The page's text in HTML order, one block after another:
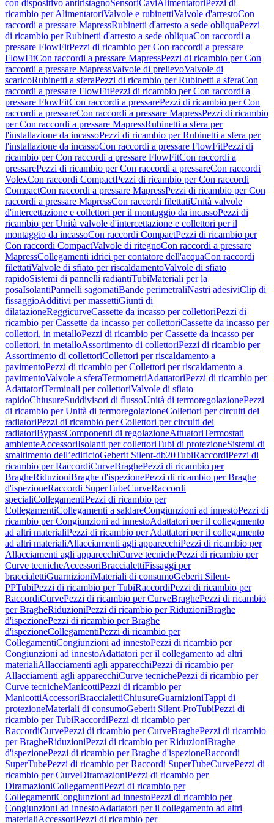
con dispositivo antiristagnoSensoriCaviAlimentatori Pezzi di
ricambio per AlimentatoriValvole e rubinettiValvole d'arrestoCon
raccordi a pressare MapressRubinetti d'arresto a sede obliquaPezzi
di ricambio per Rubinetti d'arresto a sede obliquaCon raccordi a
pressare FlowFitPezzi di ricambio per Con raccordi a pressare
FlowFitCon raccordi a pressare MapressPezzi di ricambio per Con
raccordi a pressare MapressValvole di prelievoValvole di
scaricoRubinetti a sferaPezzi di ricambio per Rubinetti a sferaCon
raccordi a pressare FlowFitPezzi di ricambio per Con raccordi a
pressare FlowFitCon raccordi a pressarePezzi di ricambio per Con
raccordi a pressareCon raccordi a pressare MapressPezzi di ricambio
per Con raccordi a pressare MapressRubinetti a sfera per
l'installazione da incassoPezzi di ricambio per Rubinetti a sfera per
l'installazione da incassoCon raccordi a pressare FlowFitPezzi di
ricambio per Con raccordi a pressare FlowFitCon raccordi a
pressarePezzi di ricambio per Con raccordi a pressareCon raccordi
VolexCon raccordi CompactPezzi di ricambio per Con raccordi
CompactCon raccordi a pressare MapressPezzi di ricambio per Con
raccordi a pressare MapressCon raccordi filettatiUnità valvole
d'intercettazione e collettori per il montaggio da incassoPezzi di
ricambio per Unità valvole d'intercettazione e collettori per il
montaggio da incassoCon raccordi CompactPezzi di ricambio per
Con raccordi CompactValvole di ritegnoCon raccordi a pressare
MapressCollegamenti idrici per contatore dell'acquaCon raccordi
filettatiValvole di sfiato per riscaldamentoValvole di sfiato
rapidoSistemi di pannelli radiantiTubiMateriali per la
posaIsolantiPannelli sagomatiBande perimetraliNastri adesiviClip di
fissaggioAdditivi per massettiGiunti di
dilatazioneReggicurveCassette da incasso per collettoriPezzi di
ricambio per Cassette da incasso per collettoriCassette da incasso per
collettori, in metalloPezzi di ricambio per Cassette da incasso per
collettori, in metalloAssortimento di collettoriPezzi di ricambio per
Assortimento di collettoriCollettori per riscaldamento a
pavimentoPezzi di ricambio per Collettori per riscaldamento a
pavimentoValvole a sferaTermometriAdattatoriPezzi di ricambio per
AdattatoriTerminali per collettoriValvole di sfiato
rapidoChiusureSuddivisori di flussoUnità di termoregolazionePezzi
di ricambio per Unità di termoregolazioneCollettori per circuiti dei
radiatoriPezzi di ricambio per Collettori per circuiti dei
radiatoriBypassComponenti di regolazioneAttuatoriTermostati
ambienteAccessoriIsolanti per collettoriTubi di protezioneSistemi di
smaltimento dell’edificioGeberit Silent-db20TubiRaccordiPezzi di
ricambio per RaccordiCurveBraghePezzi di ricambio per
BragheRiduzioniBraghe d'ispezionePezzi di ricambio per Braghe
d'ispezioneRaccordi SuperTubeCurveRaccordi
specialiCollegamentiPezzi di ricambio per
CollegamentiCollegamenti a saldareCongiunzioni ad innestoPezzi di
ricambio per Congiunzioni ad innestoAdattatori per il collegamento
ad altri materialiPezzi di ricambio per Adattatori per il collegamento
ad altri materialiAllacciamenti agli apparecchiPezzi di ricambio per
Allacciamenti agli apparecchiCurve tecnichePezzi di ricambio per
Curve tecnicheAccessoriBraccialettiFissaggi per
braccialettiGuarnizioniMateriali di consumoGeberit Silent-
PPTubiPezzi di ricambio per TubiRaccordiPezzi di ricambio per
RaccordiCurvePezzi di ricambio per CurveBraghePezzi di ricambio
per BragheRiduzioniPezzi di ricambio per RiduzioniBraghe
d'ispezionePezzi di ricambio per Braghe
d'ispezioneCollegamentiPezzi di ricambio per
CollegamentiCongiunzioni ad innestoPezzi di ricambio per
Congiunzioni ad innestoAdattatori per il collegamento ad altri
materialiAllacciamenti agli apparecchiPezzi di ricambio per
Allacciamenti agli apparecchiCurve tecnichePezzi di ricambio per
Curve tecnicheManicottiPezzi di ricambio per
ManicottiAccessoriBraccialettiChiusureGuarnizioniTappi di
protezioneMateriali di consumoGeberit Silent-ProTubiPezzi di
ricambio per TubiRaccordiPezzi di ricambio per
RaccordiCurvePezzi di ricambio per CurveBraghePezzi di ricambio
per BragheRiduzioniPezzi di ricambio per RiduzioniBraghe
d'ispezionePezzi di ricambio per Braghe d'ispezioneRaccordi
SuperTubePezzi di ricambio per Raccordi SuperTubeCurvePezzi di
ricambio per CurveDiramazioniPezzi di ricambio per
DiramazioniCollegamentiPezzi di ricambio per
CollegamentiCongiunzioni ad innestoPezzi di ricambio per
Congiunzioni ad innestoAdattatori per il collegamento ad altri
materialiAccessoriPezzi di ricambio per